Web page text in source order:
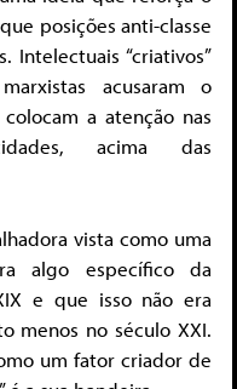
posições anti-classe
Intelectuais “criativos”
acusaram o
a atenção nas
acima das
vista como uma
algo específico da
e que isso não era
menos no século XXI.
um fator criador de